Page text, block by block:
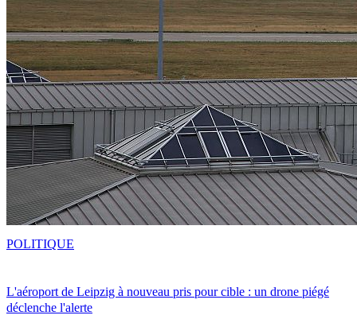
L'aéroport de Leipzig à nouveau pris pour cible : un drone piégé
déclenche l'alerte
POLITIQUE